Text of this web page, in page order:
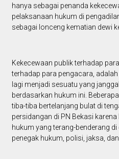
hanya sebagai penanda
pelaksanaan hukum di
sebagai lonceng kematian dewi
Kekecewaan publik terhadap
terhadap para pengacara,
lagi menjadi sesuatu yang
berdasarkan hukum ini.
tiba-tiba bertelanjang bulat di
persidangan di PN Bekasi
hukum yang terang-benderang
penegak hukum, polisi, jaksa,